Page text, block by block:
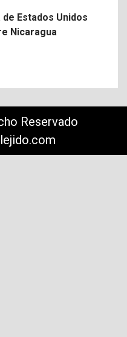
Estados Unidos
Nicaragua
Reservado